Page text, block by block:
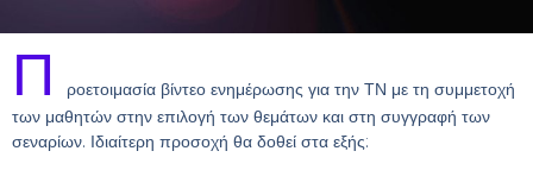
Π
ροετοιμασία βίντεο ενημέρωσης για την ΤΝ με τη συμμετοχή
των μαθητών στην επιλογή των θεμάτων και στη συγγραφή των
σεναρίων. Ιδιαίτερη προσοχή θα δοθεί στα εξής: